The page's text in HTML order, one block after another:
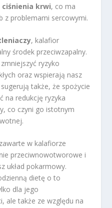
ciśnienia krwi, co ma
z problemami sercowymi.
, kalafior
środek przeciwzapalny.
ryzyko
oraz wspierają nasz
także, że spożycie
na redukcję ryzyka
co czyni go istotnym
zawarte w kalafiorze
przeciwnowotworowe i
układ pokarmowy.
dietę o to
dla jego
ale także ze względu na